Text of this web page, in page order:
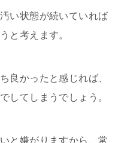
い状態が続いていれば
と考えます。
良かったと感じれば、
してしまうでしょう。
と嫌がりますから、常